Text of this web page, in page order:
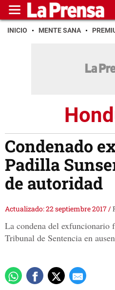
INICIO MENTE SANA
Condenado
Padilla
de autoridad
Actualizado: 22 septiembre 2017/
La condena del exfuncionario
Tribunal de Sentencia en